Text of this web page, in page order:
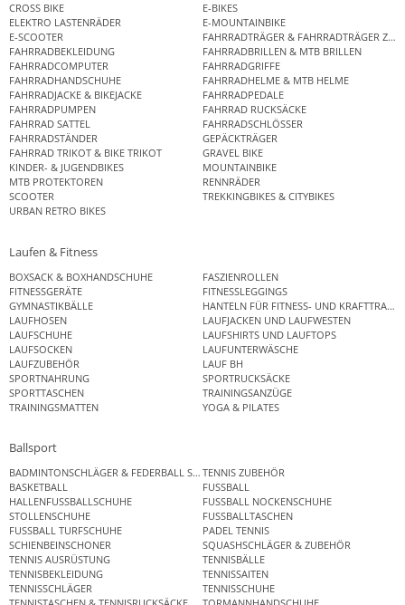
CROSS BIKE
E-BIKES
ELEKTRO LASTENRÄDER
E-MOUNTAINBIKE
E-SCOOTER
FAHRRADTRÄGER & FAHRRADTRÄGER
FAHRRADBEKLEIDUNG
FAHRRADBRILLEN & MTB BRILLEN
FAHRRADCOMPUTER
FAHRRADGRIFFE
FAHRRADHANDSCHUHE
FAHRRADHELME & MTB HELME
FAHRRADJACKE & BIKEJACKE
FAHRRADPEDALE
FAHRRADPUMPEN
FAHRRAD RUCKSÄCKE
FAHRRAD SATTEL
FAHRRADSCHLÖSSER
FAHRRADSTÄNDER
GEPÄCKTRÄGER
FAHRRAD TRIKOT & BIKE TRIKOT
GRAVEL BIKE
KINDER- & JUGENDBIKES
MOUNTAINBIKE
MTB PROTEKTOREN
RENNRÄDER
SCOOTER
TREKKINGBIKES & CITYBIKES
URBAN RETRO BIKES
Laufen & Fitness
BOXSACK & BOXHANDSCHUHE
FASZIENROLLEN
FITNESSGERÄTE
FITNESSLEGGINGS
GYMNASTIKBÄLLE
HANTELN FÜR FITNESS- UND
LAUFHOSEN
LAUFJACKEN UND LAUFWESTEN
LAUFSCHUHE
LAUFSHIRTS UND LAUFTOPS
LAUFSOCKEN
LAUFUNTERWÄSCHE
LAUFZUBEHÖR
LAUF BH
SPORTNAHRUNG
SPORTRUCKSÄCKE
SPORTTASCHEN
TRAININGSANZÜGE
TRAININGSMATTEN
YOGA & PILATES
Ballsport
BADMINTONSCHLÄGER & FEDERBALL SETSTENNIS ZUBEHÖR
BASKETBALL
FUSSBALL
HALLENFUSSBALLSCHUHE
FUSSBALL NOCKENSCHUHE
STOLLENSCHUHE
FUSSBALLTASCHEN
FUSSBALL TURFSCHUHE
PADEL TENNIS
SCHIENBEINSCHONER
SQUASHSCHLÄGER & ZUBEHÖR
TENNIS AUSRÜSTUNG
TENNISBÄLLE
TENNISBEKLEIDUNG
TENNISSAITEN
TENNISSCHLÄGER
TENNISSCHUHE